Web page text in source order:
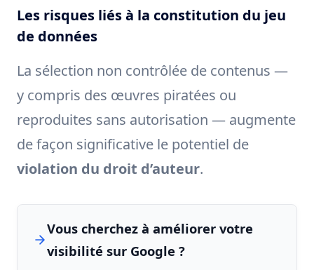
Les risques liés à la constitution du jeu
de données
La sélection non contrôlée de contenus —
y compris des œuvres piratées ou
reproduites sans autorisation — augmente
de façon significative le potentiel de
violation du droit d’auteur.
Vous cherchez à améliorer votre
visibilité sur Google ?